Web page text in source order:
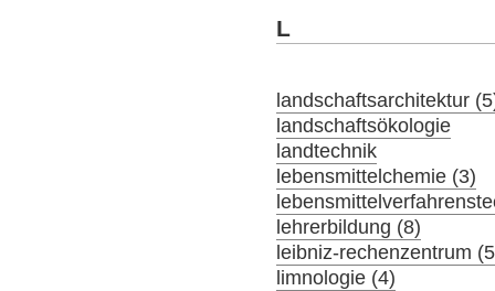
L
landschaftsarchitektur
landschaftsökologie
landtechnik
lebensmittelchemie (3)
lehrerbildung (8)
leibniz-rechenzentrum
limnologie (4)